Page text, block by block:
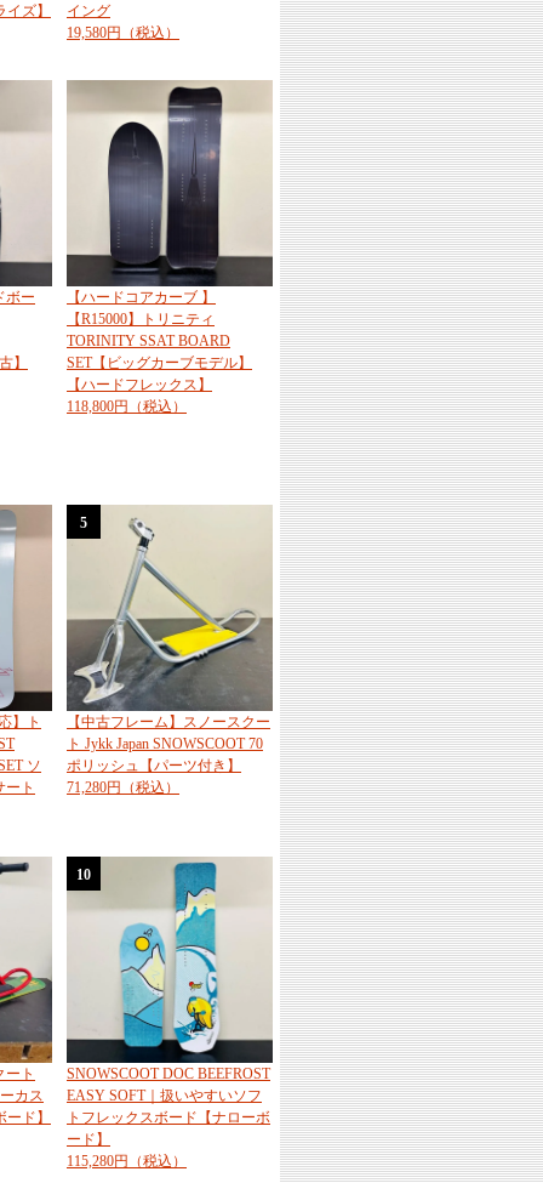
ズ】
イング
19,580円（税込）
ボー
】
【ハードコアカーブ 】
【R15000】トリニティ
TORINITY SSAT BOARD
SET【ビッグカーブモデル】
【ハードフレックス】
118,800円（税込）
】ト
ソ
ト
5
【中古フレーム】スノースクー
ト Jykk Japan SNOWSCOOT 70
ポリッシュ【パーツ付き】
71,280円（税込）
ート
カス
ド】
10
SNOWSCOOT DOC BEEFROST
EASY SOFT｜扱いやすいソフ
トフレックスボード【ナローボ
ード】
115,280円（税込）